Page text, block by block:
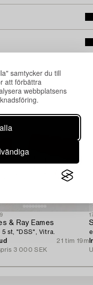
samtycker du till
att förbättra
webbplatsens
tittat på
& Ray Eames
st, "DSS", Vitra.
21 tim 19m
3 000 SEK